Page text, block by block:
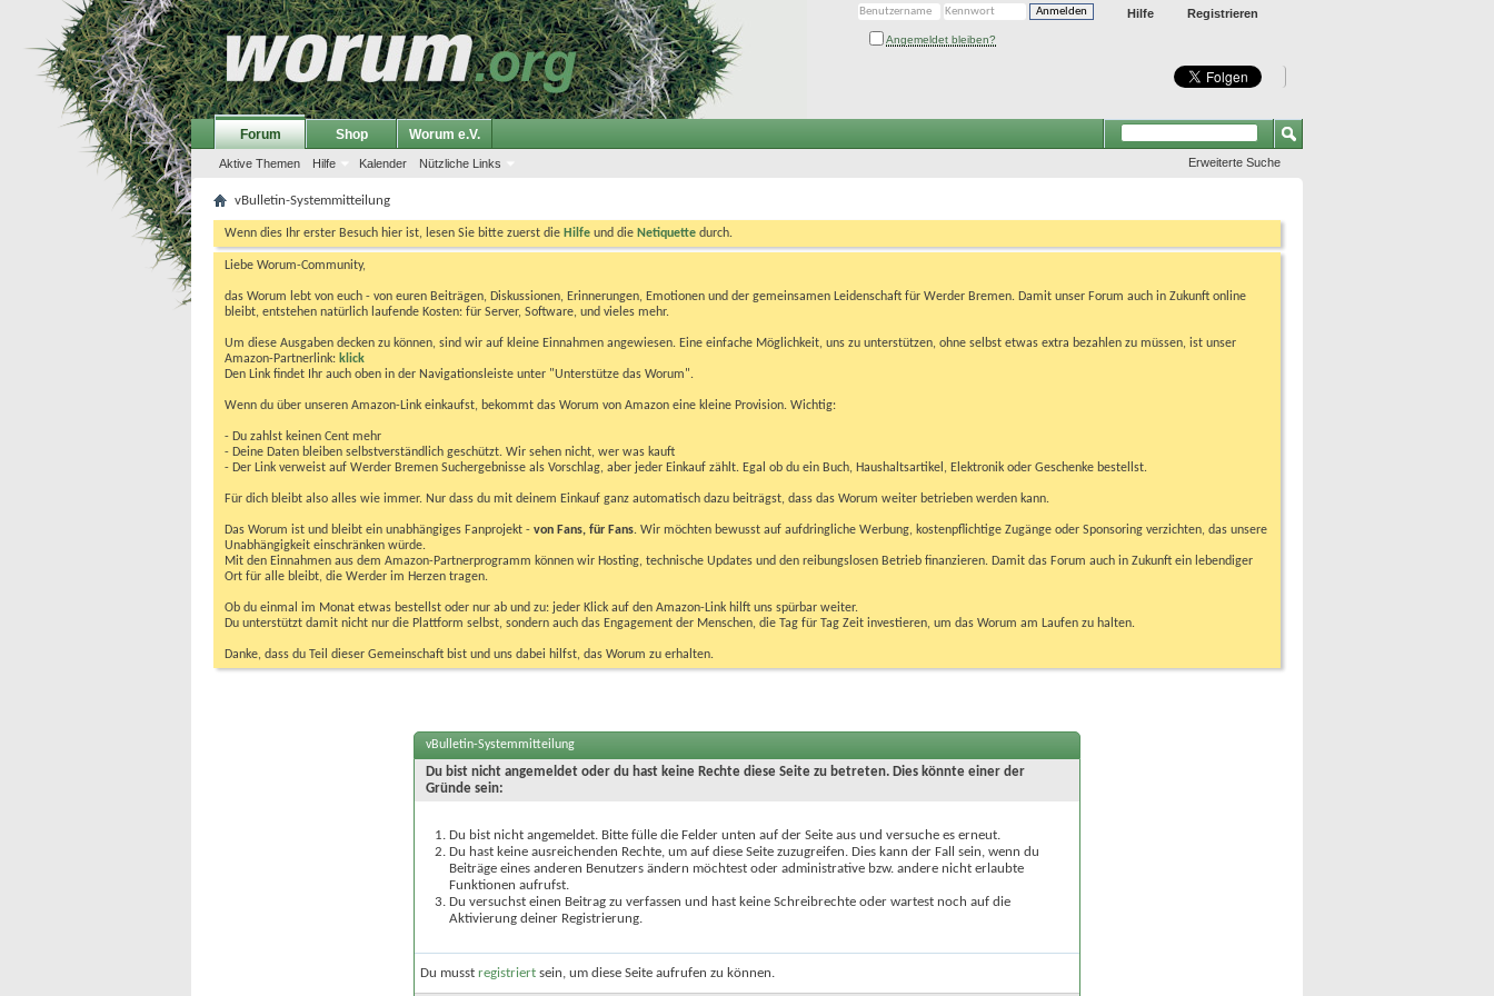
Registrieren
Hilfe
Angemeldet bleiben?
Forum
Aktive Themen Hilfe Kalender Nützliche Links
Shop Worum e.V.
Erweiterte Suche
vBulletin-Systemmitteilung
Wenn dies Ihr erster Besuch hier ist, lesen Sie bitte zuerst die Hilfe und die Netiquette durch.
Liebe Worum-Community,
das Worum lebt von euch - von euren Beiträgen, Diskussionen, Erinnerungen, Emotionen und der gemeinsamen Leidenschaft für Werder Bremen. Damit unser Forum auch in Zukunft online
bleibt, entstehen natürlich laufende Kosten: für Server, Software, und vieles mehr.
Um diese Ausgaben decken zu können, sind wir auf kleine Einnahmen angewiesen. Eine einfache Möglichkeit, uns zu unterstützen, ohne selbst etwas extra bezahlen zu müssen, ist unser
Amazon-Partnerlink: klick
Den Link findet Ihr auch oben in der Navigationsleiste unter "Unterstütze das Worum".
Wenn du über unseren Amazon-Link einkaufst, bekommt das Worum von Amazon eine kleine Provision. Wichtig:
- Du zahlst keinen Cent mehr
- Deine Daten bleiben selbstverständlich geschützt. Wir sehen nicht, wer was kauft
- Der Link verweist auf Werder Bremen Suchergebnisse als Vorschlag, aber jeder Einkauf zählt. Egal ob du ein Buch, Haushaltsartikel, Elektronik oder Geschenke bestellst.
Für dich bleibt also alles wie immer. Nur dass du mit deinem Einkauf ganz automatisch dazu beiträgst, dass das Worum weiter betrieben werden kann.
Das Worum ist und bleibt ein unabhängiges Fanprojekt - von Fans, für Fans. Wir möchten bewusst auf aufdringliche Werbung, kostenpflichtige Zugänge oder Sponsoring verzichten, das unsere
Unabhängigkeit einschränken würde.
Mit den Einnahmen aus dem Amazon-Partnerprogramm können wir Hosting, technische Updates und den reibungslosen Betrieb finanzieren. Damit das Forum auch in Zukunft ein lebendiger
Ort für alle bleibt, die Werder im Herzen tragen.
Ob du einmal im Monat etwas bestellst oder nur ab und zu: jeder Klick auf den Amazon-Link hilft uns spürbar weiter.
Du unterstützt damit nicht nur die Plattform selbst, sondern auch das Engagement der Menschen, die Tag für Tag Zeit investieren, um das Worum am Laufen zu halten.
Danke, dass du Teil dieser Gemeinschaft bist und uns dabei hilfst, das Worum zu erhalten.
vBulletin-Systemmitteilung
Du bist nicht angemeldet oder du hast keine Rechte diese Seite zu betreten. Dies könnte einer der
Gründe sein:
Du bist nicht angemeldet. Bitte fülle die Felder unten auf der Seite aus und versuche es erneut.
Du hast keine ausreichenden Rechte, um auf diese Seite zuzugreifen. Dies kann der Fall sein, wenn du
Beiträge eines anderen Benutzers ändern möchtest oder administrative bzw. andere nicht erlaubte
Funktionen aufrufst.
Du versuchst einen Beitrag zu verfassen und hast keine Schreibrechte oder wartest noch auf die
Aktivierung deiner Registrierung.
Du musst registriert sein, um diese Seite aufrufen zu können.